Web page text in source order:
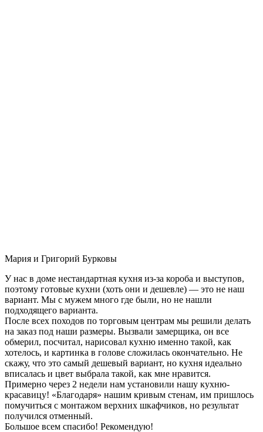
Мария и Григорий Бурковы
У нас в доме нестандартная кухня из-за короба и выступов,
поэтому готовые кухни (хоть они и дешевле) — это не наш
вариант. Мы с мужем много где были, но не нашли
подходящего варианта.
После всех походов по торговым центрам мы решили делать
на заказ под наши размеры. Вызвали замерщика, он все
обмерил, посчитал, нарисовал кухню именно такой, как
хотелось, и картинка в голове сложилась окончательно. Не
скажу, что это самый дешевый вариант, но кухня идеально
вписалась и цвет выбрала такой, как мне нравится.
Примерно через 2 недели нам установили нашу кухню-
красавицу! «Благодаря» нашим кривым стенам, им пришлось
помучиться с монтажом верхних шкафчиков, но результат
получился отменный.
Большое всем спасибо! Рекомендую!